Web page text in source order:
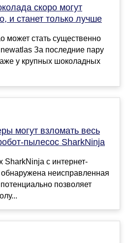
скоро могут
и станет только лучше
может стать существенно
За последние пару
у крупных шоколадных
могут взломать весь
пылесос SharkNinja
SharkNinja с интернет-
неисправленная
позволяет